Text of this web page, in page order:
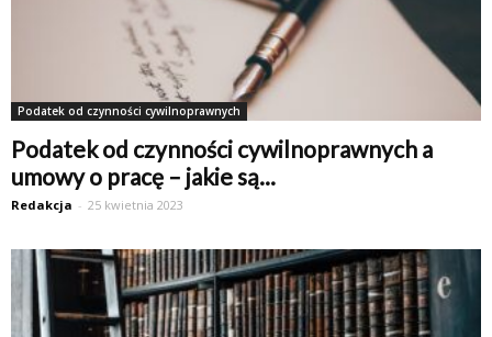
Podatek od czynności cywilnoprawnych
Podatek od czynności cywilnoprawnych a
umowy o pracę – jakie są...
Redakcja - 25 kwietnia 2023